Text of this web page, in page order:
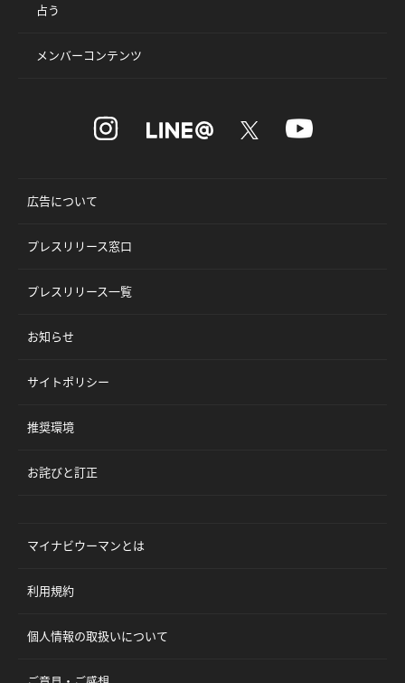
占う
メンバーコンテンツ
広告について
プレスリリース窓口
プレスリリース一覧
お知らせ
サイトポリシー
推奨環境
お詫びと訂正
マイナビウーマンとは
利用規約
個人情報の取扱いについて